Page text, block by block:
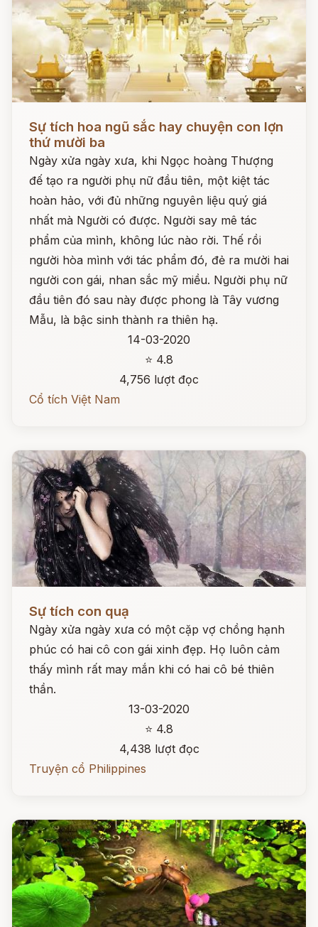
Sự tích hoa ngũ sắc hay chuyện con lợn
thứ mười ba
Ngày xửa ngày xưa, khi Ngọc hoàng Thượng
đế tạo ra người phụ nữ đầu tiên, một kiệt tác
hoàn hảo, với đủ những nguyên liệu quý giá
nhất mà Người có được. Người say mê tác
phẩm của mình, không lúc nào rời. Thế rồi
người hòa mình với tác phẩm đó, đẻ ra mười hai
người con gái, nhan sắc mỹ miều. Người phụ nữ
đầu tiên đó sau này được phong là Tây vương
Mẫu, là bậc sinh thành ra thiên hạ.
14-03-2020
⭐ 4.8
4,756 lượt đọc
Cổ tích Việt Nam
Sự tích con quạ
Ngày xửa ngày xưa có một cặp vợ chồng hạnh
phúc có hai cô con gái xinh đẹp. Họ luôn cảm
thấy mình rất may mắn khi có hai cô bé thiên
thần.
13-03-2020
⭐ 4.8
4,438 lượt đọc
Truyện cổ Philippines